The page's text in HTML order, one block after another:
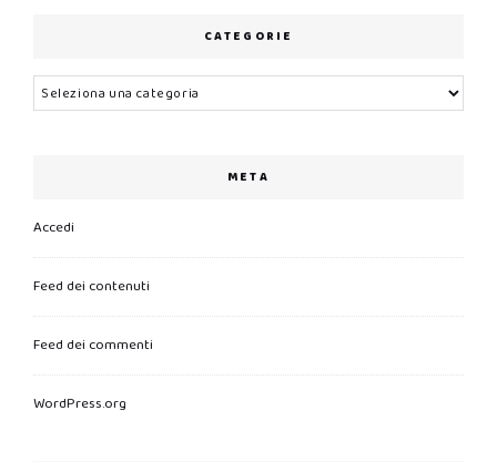
CATEGORIE
Categorie
META
Accedi
Feed dei contenuti
Feed dei commenti
WordPress.org